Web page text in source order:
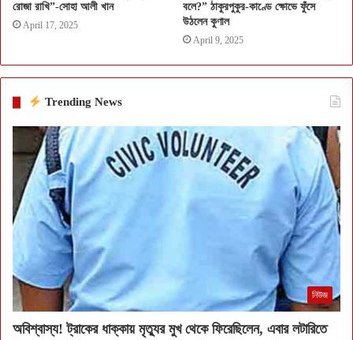
রোজা রাখি”-সোহা আলী খান
April 17, 2025
বলে?” ঠাকুরপুকুর-কাণ্ডে ক্ষোভে ফুঁসে
উঠলেন কুণাল
April 9, 2025
Trending News
নিউজ
অবিশ্বাস্য! ট্রাকের ধাক্কায় মৃত্যুর মুখ থেকে ফিরেছিলেন, এবার লটারিতে